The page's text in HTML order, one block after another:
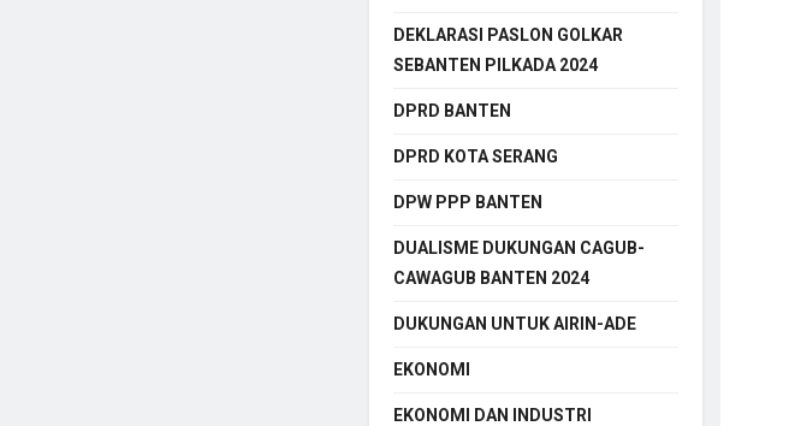
DEKLARASI PASLON GOLKAR
SEBANTEN PILKADA 2024
DPRD BANTEN
DPRD KOTA SERANG
DPW PPP BANTEN
DUALISME DUKUNGAN CAGUB-
CAWAGUB BANTEN 2024
DUKUNGAN UNTUK AIRIN-ADE
EKONOMI
EKONOMI DAN INDUSTRI